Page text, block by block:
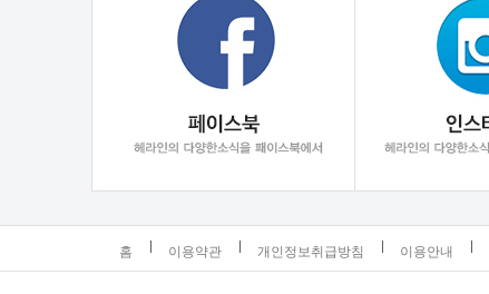
홈 이용약관 개인정보취급방침 이용안내